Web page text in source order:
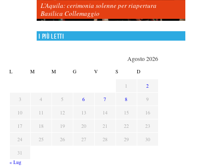
L’Aquila: cerimonia solenne per riapertura
Basilica Collemaggio
I più letti
Agosto 2026
L M M G V S D
1
2
3
4 5 6 7 8
9
10
11 12 13 14 15
16
17
18 19 20 21 22
23
24
25 26 27 28 29
30
31
« Lug